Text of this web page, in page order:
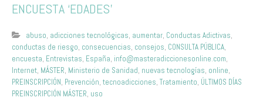
ENCUESTA ‘EDADES’
abuso, adicciones tecnológicas, aumentar, Conductas Adictivas,
conductas de riesgo, consecuencias, consejos, CONSULTA PÚBLICA,
encuesta, Entrevistas, España, info@masteradiccionesonline.com,
Internet, MÁSTER, Ministerio de Sanidad, nuevas tecnologías, online,
PREINSCRIPCIÓN, Prevención, tecnoadicciones, Tratamiento, ÚLTIMOS DÍAS
PREINSCRIPCIÓN MÁSTER, uso